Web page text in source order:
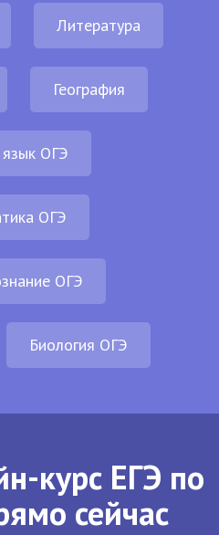
Литература
География
язык ОГЭ
ОГЭ
ОГЭ
Биология ОГЭ
курс ЕГЭ по
сейчас